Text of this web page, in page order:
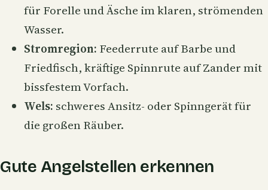
für Forelle und Äsche im klaren, strömenden
Wasser.
Stromregion: Feederrute auf Barbe und
Friedfisch, kräftige Spinnrute auf Zander mit
bissfestemVorfach.
Wels: schweres Ansitz- oder Spinngerät für
die großen Räuber.
Gute Angelstellen erkennen